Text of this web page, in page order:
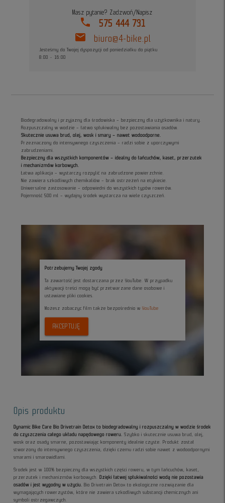
Masz pytanie? Zadzwoń/Napisz
phone 575 444 731
mail biuro@4-bike.pl
Jesteśmy do Twojej dyspozycji od poniedziałku do piątku
8:00 - 16:00
Biodegradowalny i przyjazny dla środowiska – bezpieczny dla użytkownika i natury.
Rozpuszczalny w wodzie – łatwo spłukiwalny bez pozostawiania osadów.
Skutecznie usuwa brud, olej, wosk i smary – nawet wodoodporne.
Przeznaczony do intensywnego czyszczenia – radzi sobie z uporczywymi
zabrudzeniami.
Bezpieczny dla wszystkich komponentów – idealny do łańcuchów, kaset, przerzutek
i mechanizmów korbowych.
Łatwa aplikacja – wystarczy rozpylić na zabrudzone powierzchnie.
Nie zawiera szkodliwych chemikaliów – brak ostrzeżeń na etykiecie.
Uniwersalne zastosowanie – odpowiedni do wszystkich typów rowerów.
Pojemność 500 ml – wydajny środek wystarcza na wiele czyszczeń.
Potrzebujemy Twojej zgody
Ta zawartość jest dostarczana przez YouTube. W przypadku
aktywacji treści mogą być przetwarzane dane osobowe i
ustawiane pliki cookies.
Możesz zobaczyc film także bezpośrednio w YouTube
AKCEPTUJĘ
Opis produktu
Dynamic Bike Care Bio Drivetrain Detox to biodegradowalny i rozpuszczalny w wodzie środek
do czyszczenia całego układu napędowego roweru.
Szybko i skutecznie usuwa brud, olej,
wosk oraz osady smarne, pozostawiając komponenty idealnie czyste. Produkt został
stworzony do intensywnego czyszczenia, dzięki czemu radzi sobie nawet z wodoodpornymi
smarami i smarowidłami.
Środek jest w 100% bezpieczny dla wszystkich części roweru, w tym łańcuchów, kaset,
przerzutek i mechanizmów korbowych. Dzięki łatwej spłukiwalności wodą nie pozostawia
osadów i jest wygodny w użyciu.
Bio Drivetrain Detox to ekologiczne rozwiązanie dla
wymagających rowerzystów, które nie zawiera szkodliwych substancji chemicznych ani
symboli ostrzegawczych.